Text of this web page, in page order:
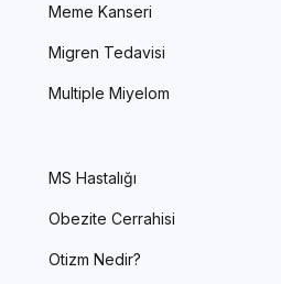
Meme Kanseri
Migren Tedavisi
Multiple Miyelom
MS Hastalığı
Obezite Cerrahisi
Otizm Nedir?